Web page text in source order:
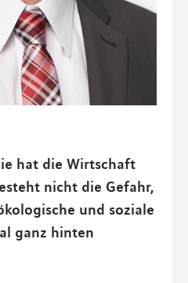
hat die Wirtschaft
nicht die Gefahr,
und soziale
ganz hinten